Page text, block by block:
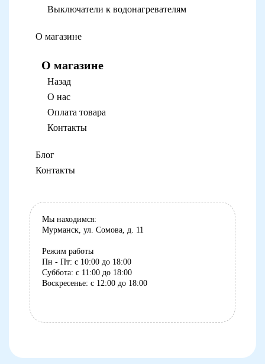
Выключатели к водонагревателям
О магазине
О магазине
Назад
О нас
Оплата товара
Контакты
Блог
Контакты
Мы находимся:
Мурманск, ул. Сомова, д. 11
Режим работы
Пн - Пт: с 10:00 до 18:00
Суббота: с 11:00 до 18:00
Воскресенье: с 12:00 до 18:00